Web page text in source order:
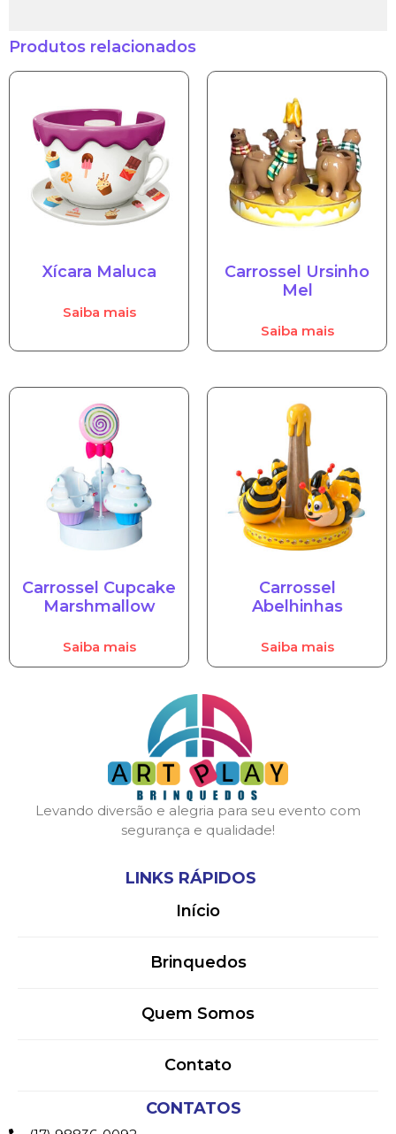
Produtos relacionados
Xícara Maluca
Saiba mais
Carrossel Ursinho
Mel
Saiba mais
Carrossel Cupcake
Marshmallow
Saiba mais
Carrossel
Abelhinhas
Saiba mais
Levando diversão e alegria para seu evento com
segurança e qualidade!
LINKS RÁPIDOS
Início
Brinquedos
Quem Somos
Contato
CONTATOS